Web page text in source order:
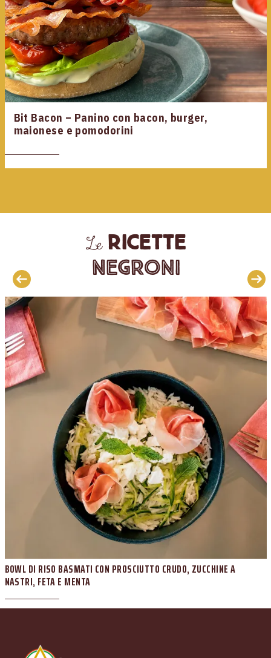
Bit Bacon – Panino con bacon, burger,
maionese e pomodorini
Lericette
Negroni
BOWL DI RISO BASMATI CON PROSCIUTTO CRUDO, ZUCCHINE A
NASTRI, FETA E MENTA